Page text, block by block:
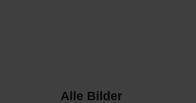
Alle Bilder